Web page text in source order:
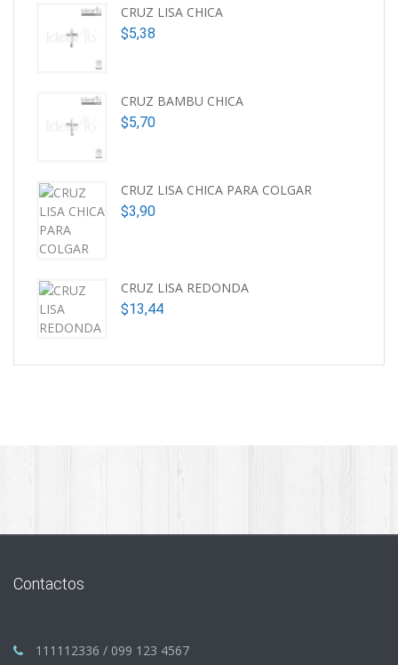
CRUZ LISA CHICA
$5,38
CRUZ BAMBU CHICA
$5,70
CRUZ LISA CHICA PARA COLGAR
$3,90
CRUZ LISA REDONDA
$13,44
Contactos
111112336 / 099 123 4567